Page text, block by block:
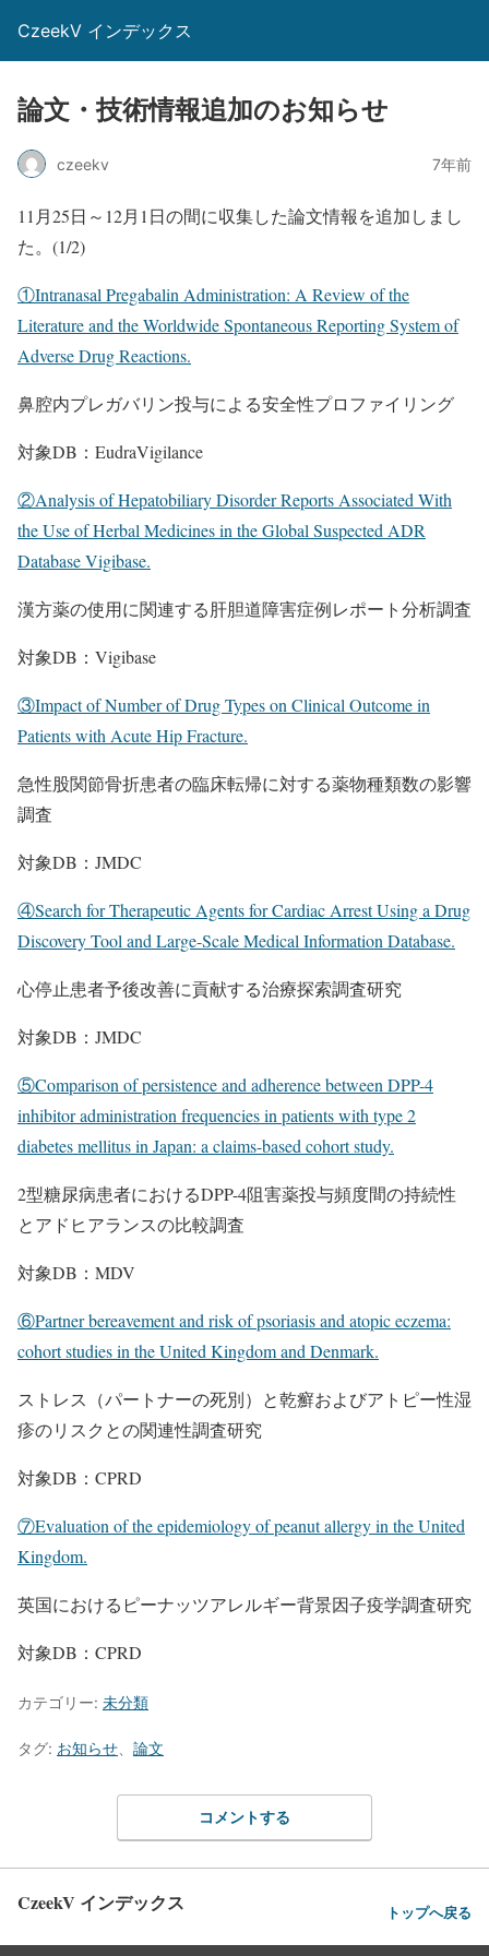
CzeekV インデックス
論文・技術情報追加のお知らせ
czeekv 7年前
11月25日～12月1日の間に収集した論文情報を追加しまし
た。(1/2)
①Intranasal Pregabalin Administration: A Review of the
Literature and the Worldwide Spontaneous Reporting System of
Adverse Drug Reactions.
鼻腔内プレガバリン投与による安全性プロファイリング
対象DB：EudraVigilance
②Analysis of Hepatobiliary Disorder Reports Associated With
the Use of Herbal Medicines in the Global Suspected ADR
Database Vigibase.
漢方薬の使用に関連する肝胆道障害症例レポート分析調査
対象DB：Vigibase
③Impact of Number of Drug Types on Clinical Outcome in
Patients with Acute Hip Fracture.
急性股関節骨折患者の臨床転帰に対する薬物種類数の影響
調査
対象DB：JMDC
④Search for Therapeutic Agents for Cardiac Arrest Using a Drug
Discovery Tool and Large-Scale Medical Information Database.
心停止患者予後改善に貢献する治療探索調査研究
対象DB：JMDC
⑤Comparison of persistence and adherence between DPP-4
inhibitor administration frequencies in patients with type 2
diabetes mellitus in Japan: a claims-based cohort study.
2型糖尿病患者におけるDPP-4阻害薬投与頻度間の持続性
とアドヒアランスの比較調査
対象DB：MDV
⑥Partner bereavement and risk of psoriasis and atopic eczema:
cohort studies in the United Kingdom and Denmark.
ストレス（パートナーの死別）と乾癬およびアトピー性湿
疹のリスクとの関連性調査研究
対象DB：CPRD
⑦Evaluation of the epidemiology of peanut allergy in the United
Kingdom.
英国におけるピーナッツアレルギー背景因子疫学調査研究
対象DB：CPRD
カテゴリー: 未分類
タグ: お知らせ 論文
コメントする
CzeekV インデックス トップへ戻る